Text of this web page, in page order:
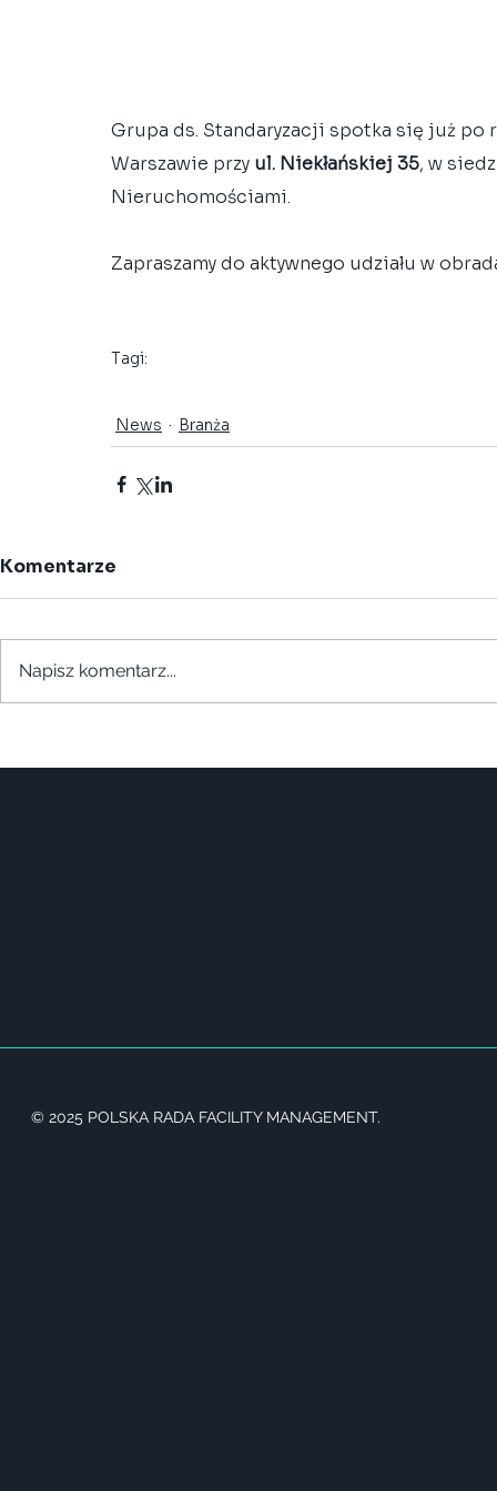
Grupa ds. Standaryzacji spotka się już po
Warszawie przy ul. Niekłańskiej 35, w
Nieruchomościami.
Zapraszamy do aktywnego udziału w
Tagi:
News Branża
Komentarze
Napisz komentarz...
© 2025 POLSKA RADA FACILITY MANAGEMENT.